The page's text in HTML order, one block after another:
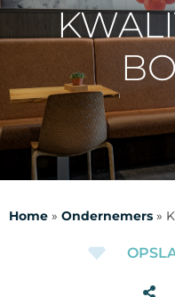
Home » Ondernemers »